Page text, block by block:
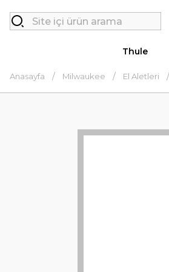
Thule
Anasayfa Milwaukee El Aletleri